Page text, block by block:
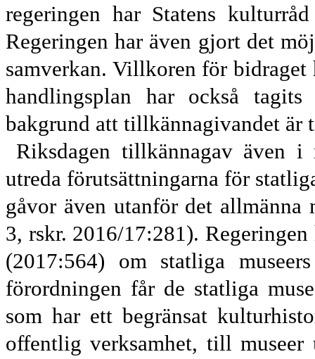
regeringen har Statens
Regeringen har även gjort det
samverkan. Villkoren för bidraget
handlingsplan har också tagits
bakgrund att tillkännagivandet är
Riksdagen tillkännagav även
utreda förutsättningarna för
gåvor även utanför det allmänna
3, rskr. 2016/17:281). Regeringen
(2017:564) om statliga m
förordningen får de statliga
som har ett begränsat
offentlig verksamhet, till museer